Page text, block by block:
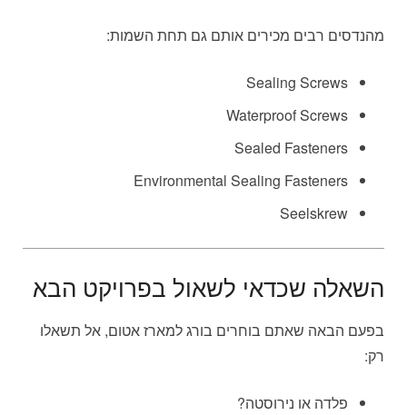
מהנדסים רבים מכירים אותם גם תחת השמות:
Sealing Screws
Waterproof Screws
Sealed Fasteners
Environmental Sealing Fasteners
Seelskrew
השאלה שכדאי לשאול בפרויקט הבא
בפעם הבאה שאתם בוחרים בורג למארז אטום, אל תשאלו
רק:
פלדה או נירוסטה?